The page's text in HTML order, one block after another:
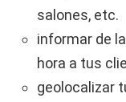
salones, etc.
informar de
hora a tus
geolocalizar